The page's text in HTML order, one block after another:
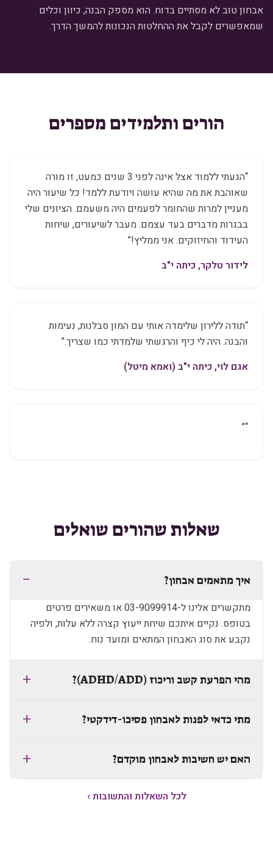
אבחון טוב לא מסתיים בדוח. הוא מספק הבנה, כיוון וכלים
שמאפשרים לקבל את ההחלטות הנכונות להמשך הדרך.
הורים ותלמידים מספרים
“
הגעתי ללמוד אצל אינה לפני 3 שנים כמעט, זו מורה
שאוהבת את מה שהיא עושה ויודעת ללמד! כל שיעור היה
מעניין למרות שהחומר לפעמים היה משעמם. הציונים שלי
בבגרות מדברים בעד עצמם. מעבר לשיעורים, שיחות
העידוד והחיזוקים. אני ממליץ!”
לידור טלקר, כיתה י"ב
“תודה ללירון שלימדה אותי עם המון סבלנות, נעימות
והבנה. היה לי כיף והרגשתי שלמדתי כמו שצריך.”
אגם לוי, כיתה י"ב (ואמא מיטל)
“
”
שאלות שהורים שואלים
איך מתאמים אבחון? −
מתקשרים אלינו ל-03-9099914 או משאירים פרטים
בטופס. נקיים איתכם שיחת ייעוץ קצרה ללא עלות, ולפיה
נקבע את סוג האבחון המתאים ומועד נוח.
מהי הפרעת קשב וריכוז (ADHD/ADD)? +
מתי כדאי לפנות לאבחון פסיכו-דידקטי? +
האם יש חשיבות לאבחון מוקדם? +
לכל השאלות והתשובות ›